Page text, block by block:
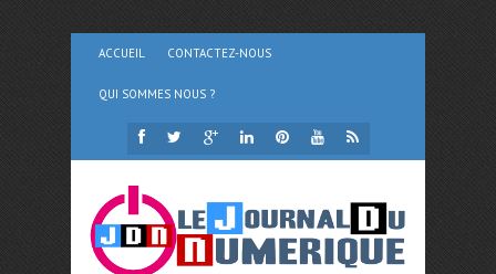
ACCUEIL CONTACTEZ-NOUS
QUI SOMMES NOUS ?